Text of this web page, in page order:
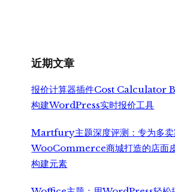
近期文章
报价计算器插件Cost Calculator
构建WordPress实时报价工具
Martfury主题深度评测：专为多卖
WooCommerce商城打造的店面
构建元素